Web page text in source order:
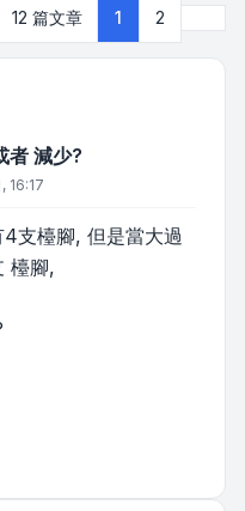
12 篇文章 1 2
者 減少?
16:17
支檯腳, 但是當大過
檯腳,